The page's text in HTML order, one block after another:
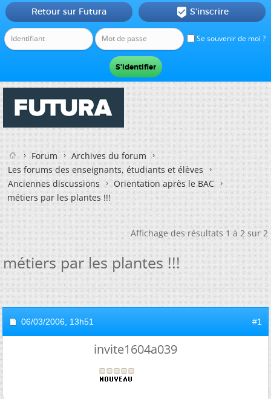
Se souvenir de moi ?
Retour sur Futura  S'inscrire
Forum
Archives du forum
Les forums des enseignants, étudiants et élèves
Anciennes discussions
Orientation après le BAC
métiers par les plantes !!!
Affichage des résultats 1 à 2 sur 2
métiers par les plantes !!!
06/03/2006, 13h51 #1
invite1604a039